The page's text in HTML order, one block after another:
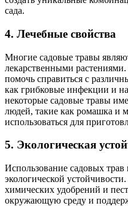
сада.
4. Лечебные свойства
Многие садовые травы
лекарственными
помочь справиться с
как грибковые инфекции и
некоторые садовые травы
людей, такие как ромашка и
использоваться для
5. Экологическая
Использование садовых трав
экологической
химических удобрений и
окружающую среду и